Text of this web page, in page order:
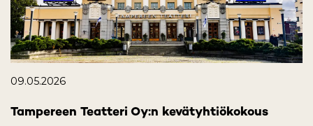
09.05.2026
Tampereen Teatteri Oy:n kevätyhtiökokous